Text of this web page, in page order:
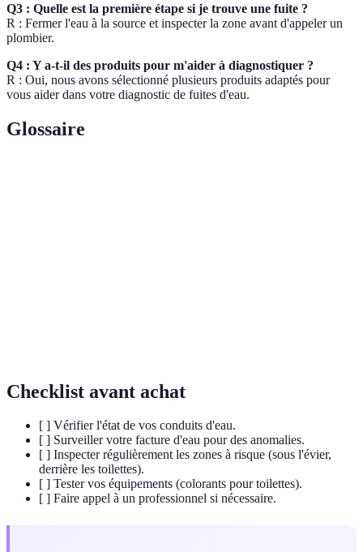
Q3 : Quelle est la première étape si je trouve une fuite ?
R : Fermer l'eau à la source et inspecter la zone avant d'appeler un
plombier.
Q4 : Y a-t-il des produits pour m'aider à diagnostiquer ?
R : Oui, nous avons sélectionné plusieurs produits adaptés pour
vous aider dans votre diagnostic de fuites d'eau.
Glossaire
Checklist avant achat
[ ] Vérifier l'état de vos conduits d'eau.
[ ] Surveiller votre facture d'eau pour des anomalies.
[ ] Inspecter régulièrement les zones à risque (sous l'évier,
derrière les toilettes).
[ ] Tester vos équipements (colorants pour toilettes).
[ ] Faire appel à un professionnel si nécessaire.